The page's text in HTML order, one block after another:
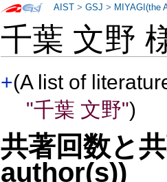
千葉 文野
+(A list of
"千葉 文野")
共著回数と
author(s))
AIST >GSJ > MIYAGI(the